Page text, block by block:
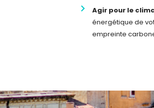
Agir pour le
énergétique de
empreinte